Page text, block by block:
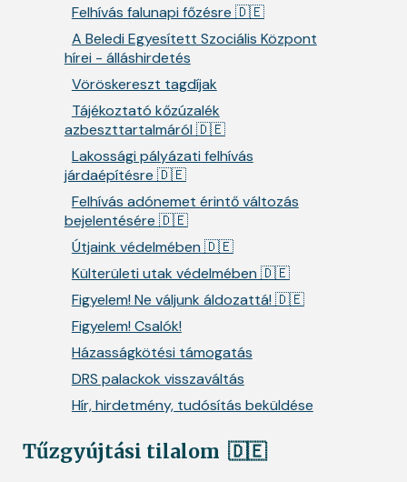
Felhívás falunapi főzésre 🇩🇪
A Beledi Egyesített Szociális Központ
hírei - álláshirdetés
Vöröskereszt tagdíjak
Tájékoztató kőzúzalék
azbeszttartalmáról 🇩🇪
Lakossági pályázati felhívás
járdaépítésre 🇩🇪
Felhívás adónemet érintő változás
bejelentésére 🇩🇪
Útjaink védelmében 🇩🇪
Külterületi utak védelmében 🇩🇪
Figyelem! Ne váljunk áldozattá! 🇩🇪
Figyelem! Csalók!
Házasságkötési támogatás
DRS palackok visszaváltás
Hír, hirdetmény, tudósítás beküldése
Tűzgyújtási tilalom 🇩🇪